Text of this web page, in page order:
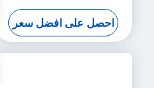
S + 16K
احصل على افضل سعر